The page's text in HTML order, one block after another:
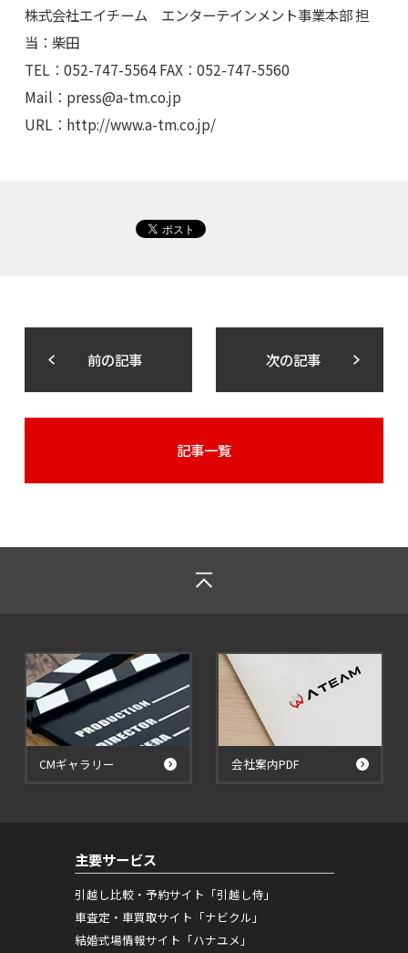
株式会社エイチーム エンターテインメント事業本部 担
当：柴田
TEL：052-747-5564 FAX：052-747-5560
Mail： press@a-tm.co.jp
URL：http://www.a-tm.co.jp/
前の記事 次の記事
記事一覧
CMギャラリー 会社案内PDF
主要サービス
引越し比較・予約サイト「引越し侍」
車査定・車買取サイト「ナビクル」
結婚式場情報サイト「ハナユメ」